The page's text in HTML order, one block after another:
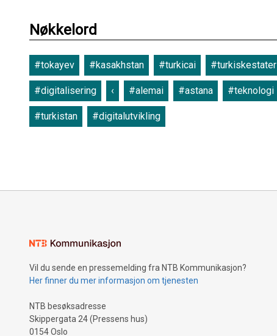
Nøkkelord
#tokayev #kasakhstan #turkicai #turkiskestater
#digitalisering ‹ #alemai #astana #teknologi
#turkistan #digitalutvikling
Vil du sende en pressemelding fra NTB Kommunikasjon?
Her finner du mer informasjon om tjenesten
NTB besøksadresse
Skippergata 24 (Pressens hus)
0154 Oslo